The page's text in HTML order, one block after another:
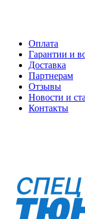
Оплата
Гарантии и
Доставка
Партнерам
Отзывы
Новости и
Контакты